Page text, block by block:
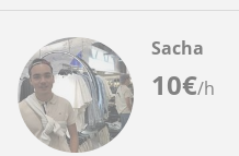
10€/h
Sacha